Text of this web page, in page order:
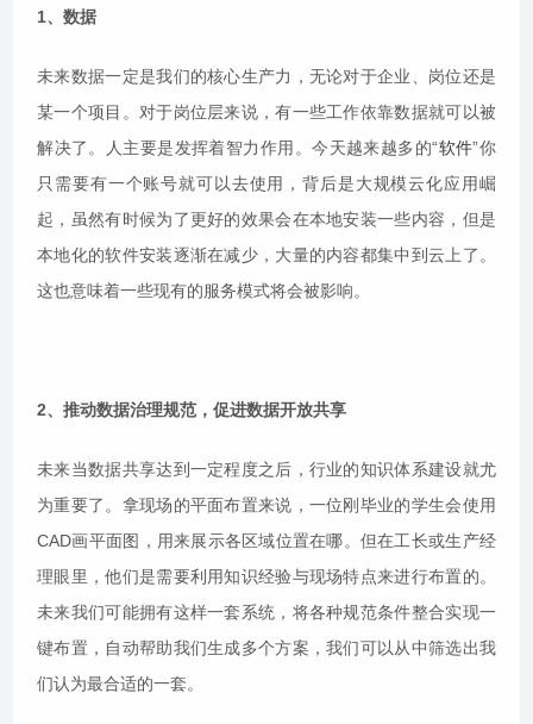
1、数据
未来数据一定是我们的核心生产力，无论对于企业、岗位还是
某一个项目。对于岗位层来说，有一些工作依靠数据就可以被
解决了。人主要是发挥着智力作用。今天越来越多的“软件”你
只需要有一个账号就可以去使用，背后是大规模云化应用崛
起，虽然有时候为了更好的效果会在本地安装一些内容，但是
本地化的软件安装逐渐在减少，大量的内容都集中到云上了。
这也意味着一些现有的服务模式将会被影响。
2、推动数据治理规范，促进数据开放共享
未来当数据共享达到一定程度之后，行业的知识体系建设就尤
为重要了。拿现场的平面布置来说，一位刚毕业的学生会使用
CAD画平面图，用来展示各区域位置在哪。但在工长或生产经
理眼里，他们是需要利用知识经验与现场特点来进行布置的。
未来我们可能拥有这样一套系统，将各种规范条件整合实现一
键布置，自动帮助我们生成多个方案，我们可以从中筛选出我
们认为最合适的一套。